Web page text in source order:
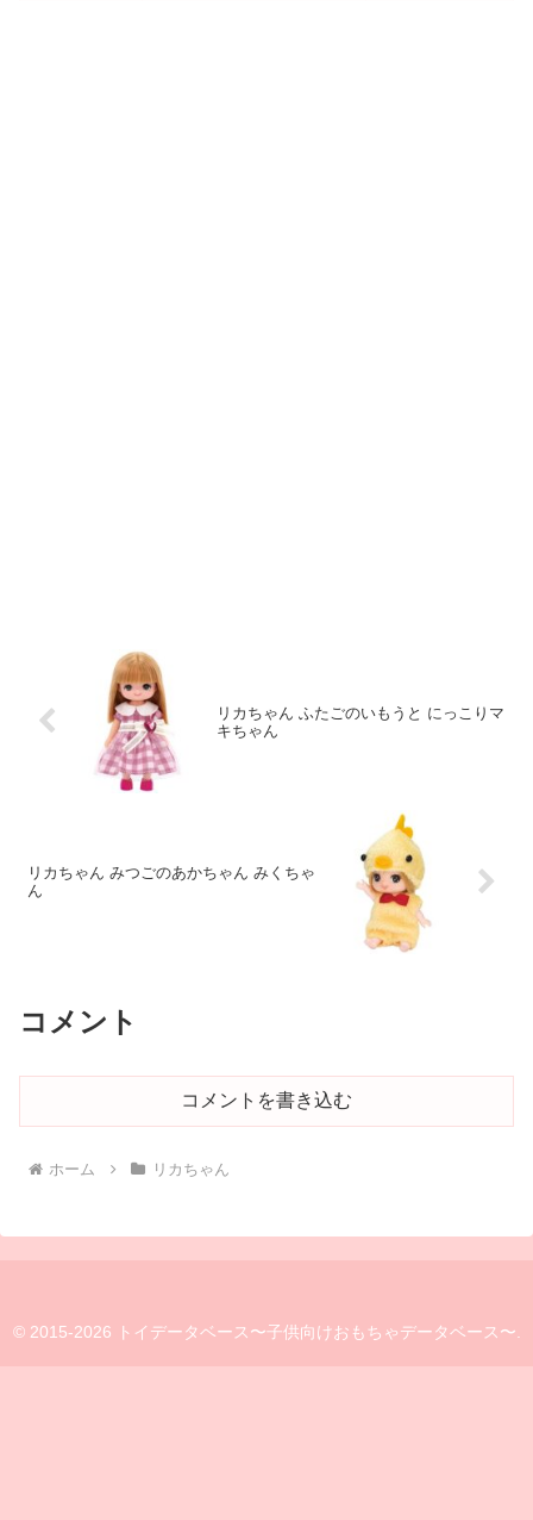
リカちゃん ふたごのいもうと にっこりマ
キちゃん
リカちゃん みつごのあかちゃん みくちゃ
ん
コメント
コメントを書き込む
ホーム リカちゃん
© 2015-2026 トイデータベース〜子供向けおもちゃデータベース〜.